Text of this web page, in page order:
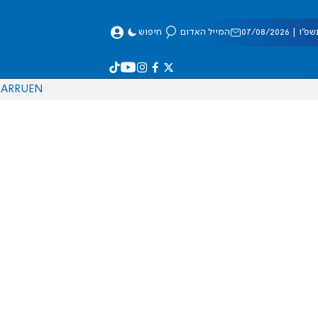
08/2026 המייל האדום חיפוש
EN
RU
AR